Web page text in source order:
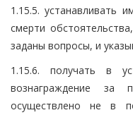
1.15.5. устанавливать
смерти
заданы вопросы, и
1.15.6. получать в
вознаграждение за
осуществлено не в